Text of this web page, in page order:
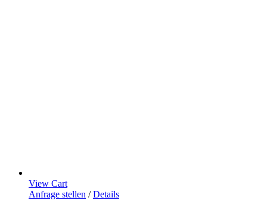
View Cart
Anfrage stellen / Details